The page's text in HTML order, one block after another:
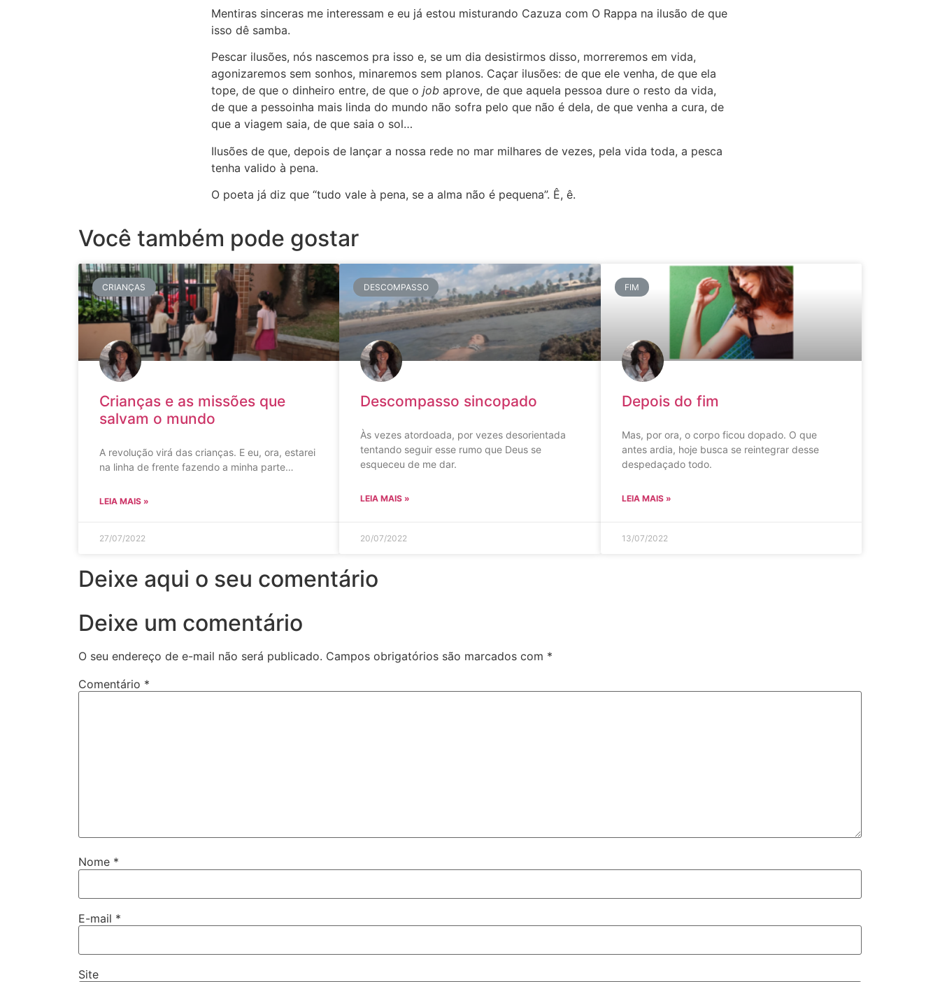
Mentiras sinceras me interessam e eu já estou misturando Cazuza com O Rappa na ilusão de que
isso dê samba.
Pescar ilusões, nós nascemos pra isso e, se um dia desistirmos disso, morreremos em vida,
agonizaremos sem sonhos, minaremos sem planos. Caçar ilusões: de que ele venha, de que ela
tope, de que o dinheiro entre, de que o jobaprove, de que aquela pessoa dure o resto da vida,
de que a pessoinha mais linda do mundo não sofra pelo que não é dela, de que venha a cura, de
que a viagem saia, de que saia o sol…
Ilusões de que, depois de lançar a nossa rede no mar milhares de vezes, pela vida toda, a pesca
tenha valido à pena.
O poeta já diz que “tudo vale à pena, se a alma não é pequena”. Ê, ê.
Você também pode gostar
CRIANÇAS
Crianças e as missões que
salvam o mundo
A revolução virá das crianças. E eu, ora, estarei
na linha de frente fazendo a minha parte…
LEIA MAIS »
27/07/2022
DESCOMPASSO
Descompasso sincopado
Às vezes atordoada, por vezes desorientada
tentando seguir esse rumo que Deus se
esqueceu de me dar.
LEIA MAIS »
20/07/2022
FIM
Depois do fim
Mas, por ora, o corpo ficou dopado. O que
antes ardia, hoje busca se reintegrar desse
despedaçado todo.
LEIA MAIS »
13/07/2022
Deixe aqui o seu comentário
Deixe um comentário
O seu endereço de e-mail não será publicado. Campos obrigatórios são marcados com *
Comentário *
Nome *
E-mail *
Site